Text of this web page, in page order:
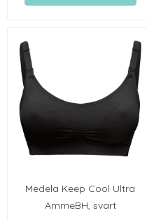
Medela Keep Cool Ultra
AmmeBH, svart